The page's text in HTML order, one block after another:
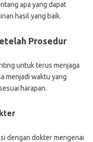
apa yang dapat
hasil yang baik.
Prosedur
untuk terus menjaga
menjadi waktu yang
harapan.
dengan dokter mengenai